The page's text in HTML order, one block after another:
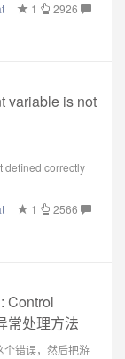
1
2926
variable is not
defined correctly
1
2566
Control
常处理方法
错误，然后把游